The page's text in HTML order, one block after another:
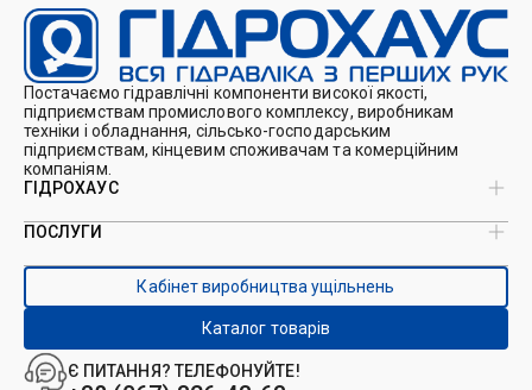
Постачаємо гідравлічні компоненти високої якості,
підприємствам промислового комплексу, виробникам
техніки і обладнання, сільсько-господарським
підприємствам, кінцевим споживачам та комерційним
компаніям.
Є ПИТАННЯ? ТЕЛЕФОНУЙТЕ!
ГІДРОХАУС
Про нас
Каталоги
Контакти
ПОСЛУГИ
Виробництво ущільнень
Виробництво гідроциліндрів
Ремонт гідроциліндрів
Ремонт і виготовлення РВТ
Ремонт техніки
Кабінет виробництва ущільнень
Каталог товарів